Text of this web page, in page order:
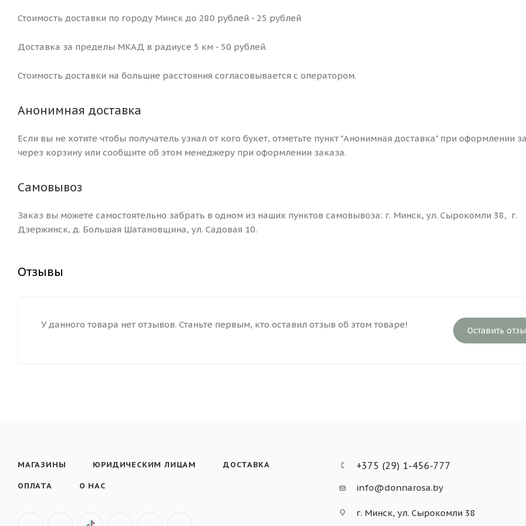
Стоимость доставки по городу Минск до 280 рублей - 25 рублей
Доставка за пределы МКАД в радиусе 5 км - 50 рублей.
Стоимость доставки на большие расстояния согласовывается с оператором.
Анонимная доставка
Если вы не хотите чтобы получатель узнал от кого букет, отметьте пункт "Анонимная доставка" при оформлении
через корзину или сообщите об этом менеджеру при оформлении заказа.
Самовывоз
Заказ вы можете самостоятельно забрать в одном из наших пунктов самовывоза: г. Минск, ул. Сырокомли 38, г.
Дзержинск, д. Большая Шатановщина, ул. Садовая 10.
Отзывы
Оставить
У данного товара нет отзывов. Станьте первым, кто оставил отзыв об этом товаре!
МАГАЗИНЫ ЮРИДИЧЕСКИМ ЛИЦАМ ДОСТАВКА
ОПЛАТА О НАС
+375 (29) 1-456-777
info@donnarosa.by
г. Минск, ул. Сырокомли 38